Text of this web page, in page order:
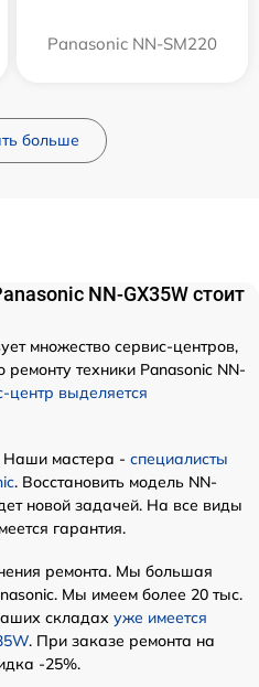
Panasonic NN-SM220
больше
NN-GX35W стоит
множество сервис-центров,
техники Panasonic NN-
центр выделяется
Наши мастера - специалисты
. Восстановить модель NN-
новой задачей. На все виды
гарантия.
ремонта. Мы большая
Мы имеем более 20 тыс.
складах уже имеется
. При заказе ремонта на
-25%.